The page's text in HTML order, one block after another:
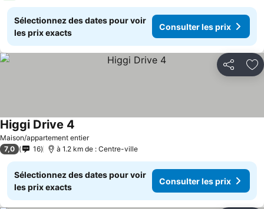
Sélectionnez des dates pour voir
les prix exacts
Consulter les prix
Partager
Maison/appartement entier
Higgi Drive 4
7,0 16 à 1.2 km de : Centre-ville
Sélectionnez des dates pour voir
les prix exacts
Consulter les prix